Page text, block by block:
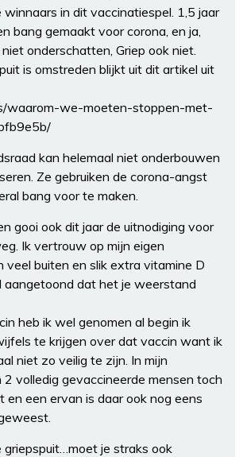
in dit vaccinatiespel. 1,5 jaar
bang gemaakt voor corona, en ja,
onderschatten, Griep ook niet.
is omstreden blijkt uit dit artikel uit
waarom-we-moeten-stoppen-met-
kan helemaal niet onderbouwen
Ze gebruiken de corona-angst
bang voor te maken.
gooi ook dit jaar de uitnodiging voor
Ik vertrouw op mijn eigen
veel buiten en slik extra vitamine D
aangetoond dat het je weerstand
heb ik wel genomen al begin ik
te krijgen over dat vaccin want ik
niet zo veilig te zijn. In mijn
2 volledig gevaccineerde mensen toch
en een ervan is daar ook nog eens
griepspuit…moet je straks ook